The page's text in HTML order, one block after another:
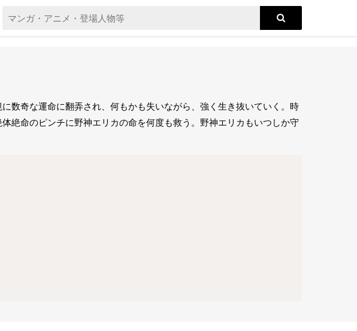
数奇な運命に翻弄され、何もかも失いながら、強く生き抜いていく。時
絶命のピンチに野神エリカの命を何度も救う。野神エリカもいつしか守